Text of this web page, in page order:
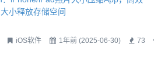
iOS软件 1年前 (2025-06-30) 73